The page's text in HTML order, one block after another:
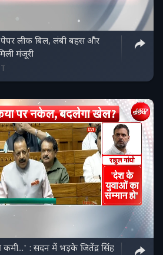
लीक बिल, लंबी बहस और
मंजूरी
: सदन में भड़के जितेंद्र सिंह